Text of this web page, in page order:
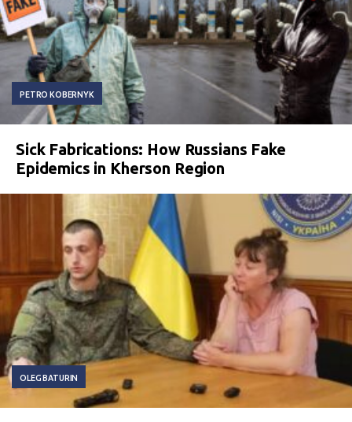
PETRO KOBERNYK
Sick Fabrications: How Russians Fake
Epidemics in Kherson Region
OLEG BATURIN